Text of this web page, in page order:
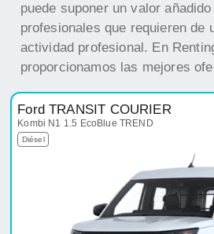
puede suponer un valor
profesionales que requieren de
actividad profesional. En
proporcionamos las mejores
Ford TRANSIT COURIER
Kombi N1 1.5 EcoBlue TREND
Diésel